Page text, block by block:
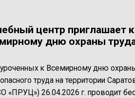
центр приглашает
дню охраны
к Всемирному дню
труда на территории
26.04.2026 г. проводит